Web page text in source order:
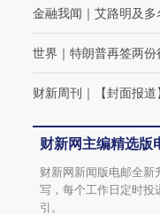
金融我闻 ｜ 艾路明及多
世界 ｜ 特朗普再签两
财新周刊 ｜ 【封面报
财新网主编精选版
财新网新闻版电邮全新
写，每个工作日定时投
引。